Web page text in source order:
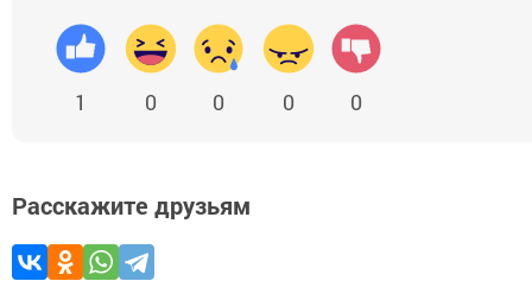
1 0 0 0 0
Расскажите друзьям